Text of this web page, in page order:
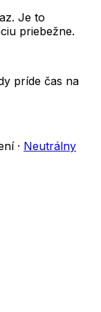
Je to
priebežne.
príde čas na
· Neutrálny